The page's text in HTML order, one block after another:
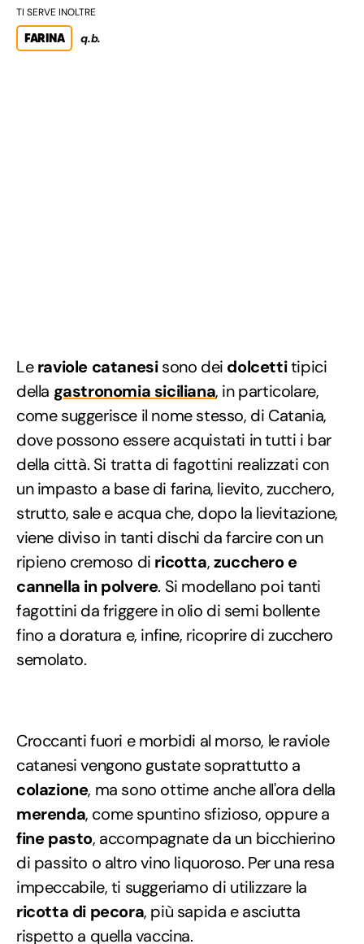
TI SERVE INOLTRE
FARINA q.b.
Leraviole catanesisono dei dolcettitipici
della gastronomia siciliana, in particolare,
come suggerisce il nome stesso, di Catania,
dove possono essere acquistati in tutti i bar
della città. Si tratta di fagottini realizzati con
un impasto a base di farina, lievito, zucchero,
strutto, sale e acqua che, dopo la lievitazione,
viene diviso in tanti dischi da farcire con un
ripieno cremoso di ricotta,zucchero e
cannella in polvere. Si modellano poi tanti
fagottini da friggere in olio di semi bollente
fino a doratura e, infine, ricoprire di zucchero
semolato.
Croccanti fuori e morbidi al morso, le raviole
catanesi vengono gustate soprattutto a
colazione, ma sono ottime anche all'ora della
merenda, come spuntino sfizioso, oppure a
fine pasto, accompagnate da un bicchierino
di passito o altro vino liquoroso. Per una resa
impeccabile, ti suggeriamo di utilizzare la
ricotta di pecora, più sapida e asciutta
rispetto a quella vaccina.